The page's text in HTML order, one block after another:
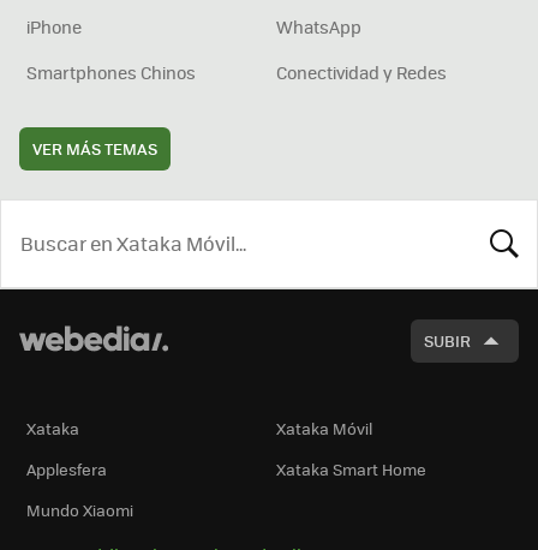
iPhone
WhatsApp
Smartphones Chinos
Conectividad y Redes
VER MÁS TEMAS
SUBIR
Xataka
Xataka Móvil
Applesfera
Xataka Smart Home
Mundo Xiaomi